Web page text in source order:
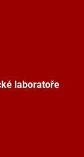
laboratoře